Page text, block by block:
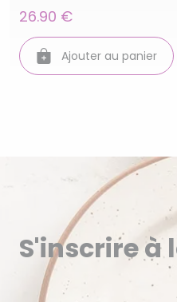
26.90 €
Ajouter au panier
S'inscrire à